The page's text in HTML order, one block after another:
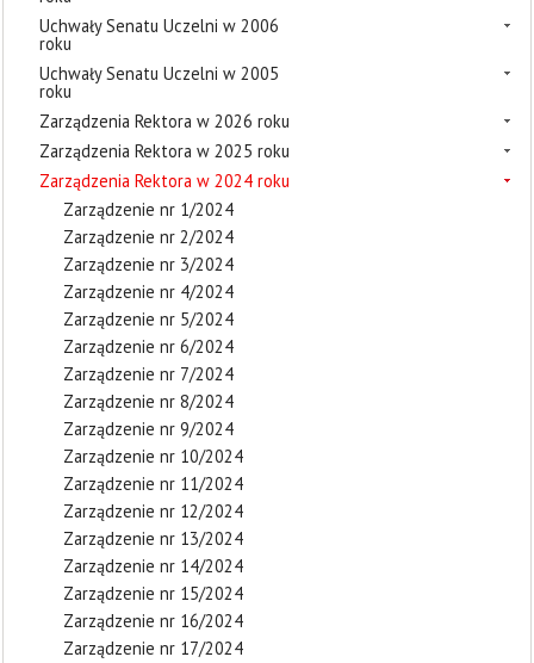
Uchwały Senatu Uczelni w 2006
roku
Uchwały Senatu Uczelni w 2005
roku
Zarządzenia Rektora w 2026 roku
Zarządzenia Rektora w 2025 roku
Zarządzenia Rektora w 2024 roku
Zarządzenie nr 1/2024
Zarządzenie nr 2/2024
Zarządzenie nr 3/2024
Zarządzenie nr 4/2024
Zarządzenie nr 5/2024
Zarządzenie nr 6/2024
Zarządzenie nr 7/2024
Zarządzenie nr 8/2024
Zarządzenie nr 9/2024
Zarządzenie nr 10/2024
Zarządzenie nr 11/2024
Zarządzenie nr 12/2024
Zarządzenie nr 13/2024
Zarządzenie nr 14/2024
Zarządzenie nr 15/2024
Zarządzenie nr 16/2024
Zarządzenie nr 17/2024